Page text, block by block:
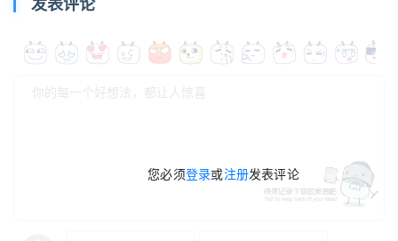
发表评论
您必须登录或注册发表评论